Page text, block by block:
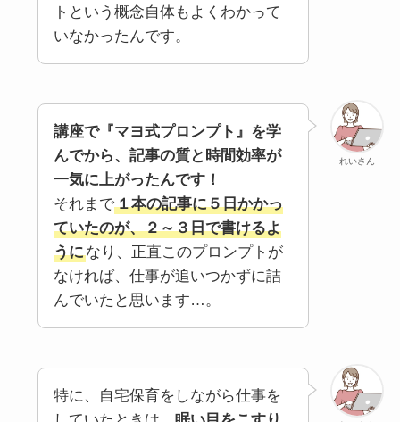
トという概念自体もよくわかって
いなかったんです。
れいさん
講座で『マヨ式プロンプト』を学
んでから、記事の質と時間効率が
一気に上がったんです！
それまで１本の記事に５日かかっ
ていたのが、２～３日で書けるよ
うになり、正直このプロンプトが
なければ、仕事が追いつかずに詰
んでいたと思います…。
特に、自宅保育をしながら仕事を